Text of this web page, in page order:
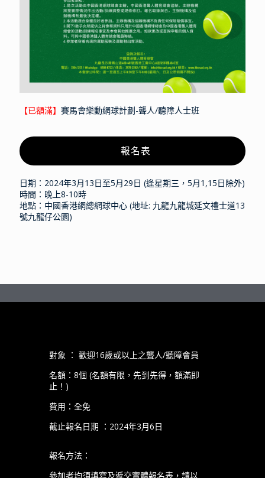
【已額滿】 賽馬會樂動網球計劃-聾人/聽障人士班
報名表
日期： 2024年3月13日至5月29日 (逢星期三，5月1,15日除外)
時間：晚上8-10時
地點：中國香港網總網球中心 (地址: 九龍九龍城延文禮士道13
號九龍仔公園)
對象 ： 歡迎16歲或以上之聾人/聽障會員
名額：8個 (名額有限，先到先得，額滿即
止！)
費用：全免
截止報名日期 ：2024年3月6日
報名方法：
參加者均須填寫及遞交實體報名表，請以